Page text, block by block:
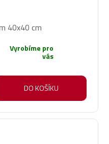
40x40 cm
Vyrobíme pro
vás
DO KOŠÍKU